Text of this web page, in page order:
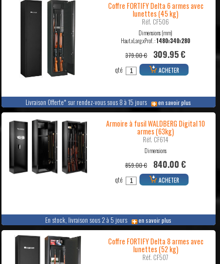
Livraison Offerte* sur rendez-vous sous 8 à 15 jours en savoir plus
Coffre FORTIFY Delta 6 armes avec
lunettes (45 kg)
Réf. CF506
Dimensions (mm)
Haut.xLarg.xProf. :1480x340x280
379.00 € 309.95 €
qté ACHETER
En stock, livraison sous 2 à 5 jours en savoir plus
Armoire à fusil WALDBERG Digital 10
armes (63kg)
Réf. CF614
Dimensions
859.00 € 840.00 €
qté ACHETER
Coffre FORTIFY Delta 8 armes avec
lunettes (52 kg)
Réf. CF507